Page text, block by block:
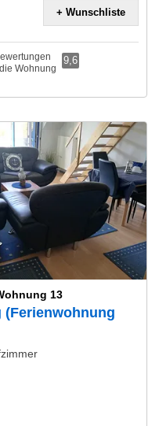
+ Wunschliste
Wohnung
9,6
13
(Ferienwohnung